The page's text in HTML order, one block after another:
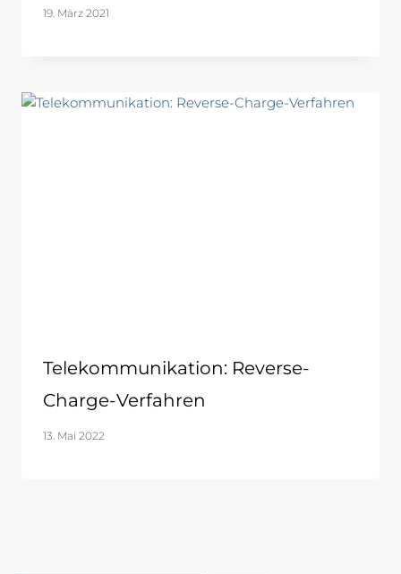
19. März 2021
Telekommunikation: Reverse-
Charge-Verfahren
13. Mai 2022